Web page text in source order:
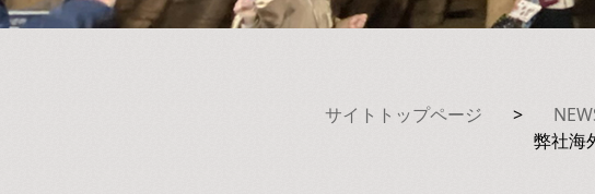
サイトトップページ >
弊社海